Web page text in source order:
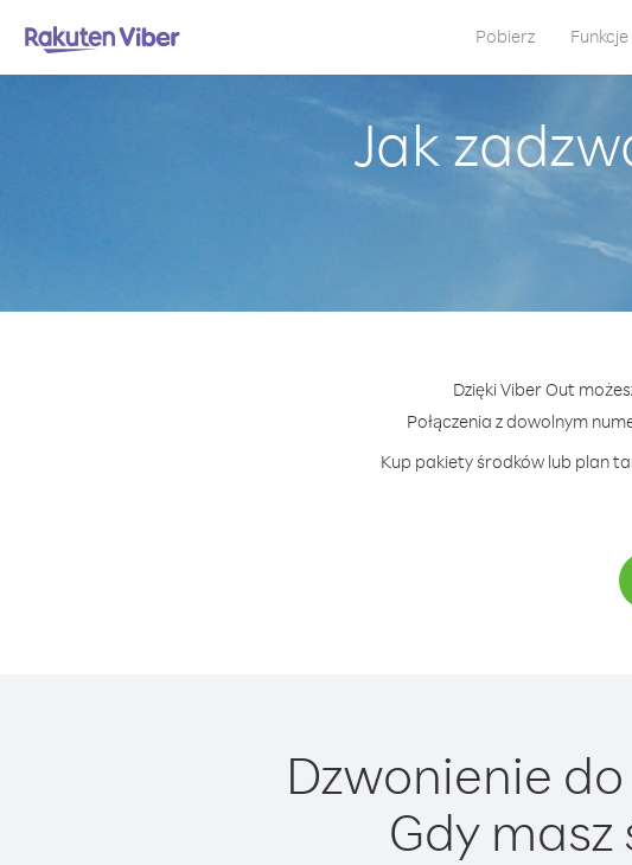
Pobierz Funkcje
Jak
Dzięki Viber Out
Połączenia z dowolnym
Kup pakiety środków lub plan
Dzwonienie
Gdy